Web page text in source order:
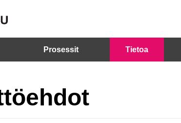
Prosessit Tietoa